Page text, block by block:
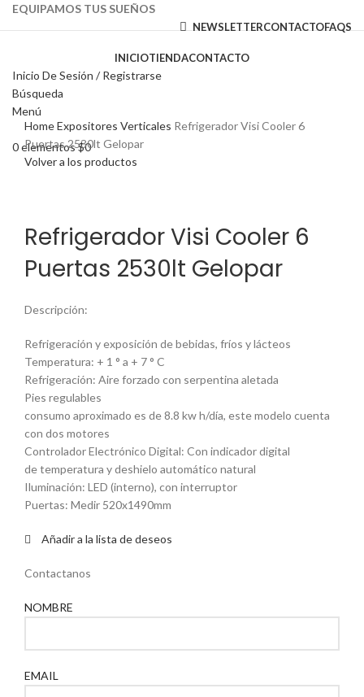
EQUIPAMOS TUS SUEÑOS
NEWSLETTERCONTACTOFAQS
INICIOTIENDACONTACTO
Inicio De Sesión / Registrarse
Búsqueda
Menú
0elementos$0
Haga Click para agrandar
HomeExpositores Verticales Refrigerador Visi Cooler 6
Puertas 2530lt Gelopar
Volver a los productos
Refrigerador Visi Cooler 6
Puertas 2530lt Gelopar
Descripción:
Refrigeración y exposición de bebidas, fríos y lácteos
Temperatura: + 1 ° a + 7 ° C
Refrigeración: Aire forzado con serpentina aletada
Pies regulables
consumo aproximado es de 8.8 kw h/día, este modelo cuenta
con dos motores
Controlador Electrónico Digital: Con indicador digital
de temperatura y deshielo automático natural
Iluminación: LED (interno), con interruptor
Puertas: Medir 520x1490mm
Añadir a la lista de deseos
Contactanos
NOMBRE
EMAIL